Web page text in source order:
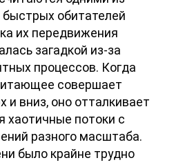
обитателей
их передвижения
загадкой из-за
процессов. Когда
совершает
и вниз, оно отталкивает
хаотичные потоки с
разного масштаба.
было крайне трудно